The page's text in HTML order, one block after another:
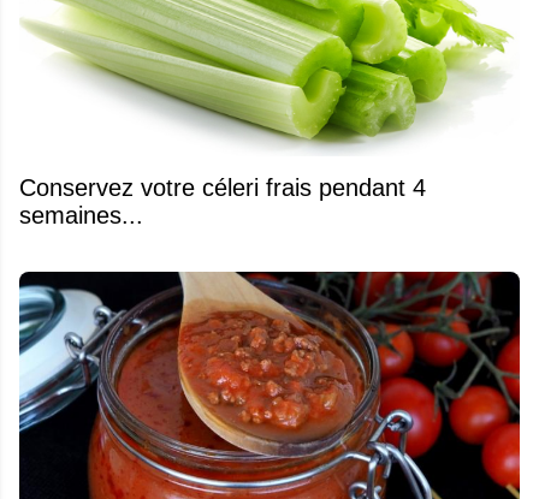
Conservez votre céleri frais pendant 4
semaines...